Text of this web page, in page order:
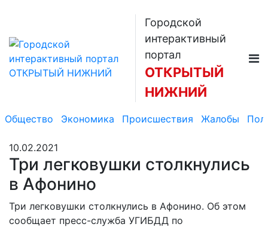
Городской
интерактивный
портал
ОТКРЫТЫЙ
НИЖНИЙ
Общество Экономика Происшествия Жалобы
10.02.2021
Три легковушки столкнулись
в Афонино
Три легковушки столкнулись в Афонино. Об этом
сообщает пресс-служба УГИБДД по